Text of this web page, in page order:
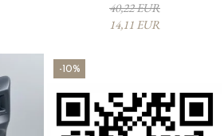
40,22 EUR
14,11 EUR
-10%